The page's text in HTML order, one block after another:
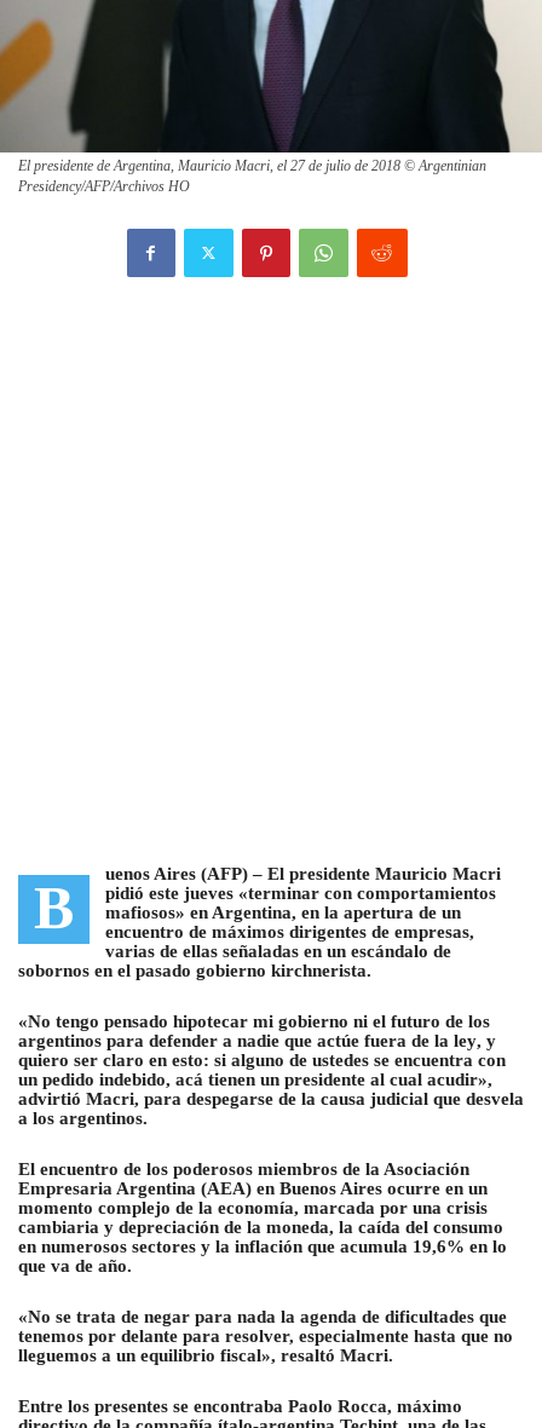
El presidente de Argentina, Mauricio Macri, el 27 de julio de 2018 © Argentinian
Presidency/AFP/Archivos HO
B uenos Aires (AFP) – El presidente Mauricio Macri
pidió este jueves «terminar con comportamientos
mafiosos» en Argentina, en la apertura de un
encuentro de máximos dirigentes de empresas,
varias de ellas señaladas en un escándalo de
sobornos en el pasado gobierno kirchnerista.
«No tengo pensado hipotecar mi gobierno ni el futuro de los
argentinos para defender a nadie que actúe fuera de la ley, y
quiero ser claro en esto: si alguno de ustedes se encuentra con
un pedido indebido, acá tienen un presidente al cual acudir»,
advirtió Macri, para despegarse de la causa judicial que desvela
a los argentinos.
El encuentro de los poderosos miembros de la Asociación
Empresaria Argentina (AEA) en Buenos Aires ocurre en un
momento complejo de la economía, marcada por una crisis
cambiaria y depreciación de la moneda, la caída del consumo
en numerosos sectores y la inflación que acumula 19,6% en lo
que va de año.
«No se trata de negar para nada la agenda de dificultades que
tenemos por delante para resolver, especialmente hasta que no
lleguemos a un equilibrio fiscal», resaltó Macri.
Entre los presentes se encontraba Paolo Rocca, máximo